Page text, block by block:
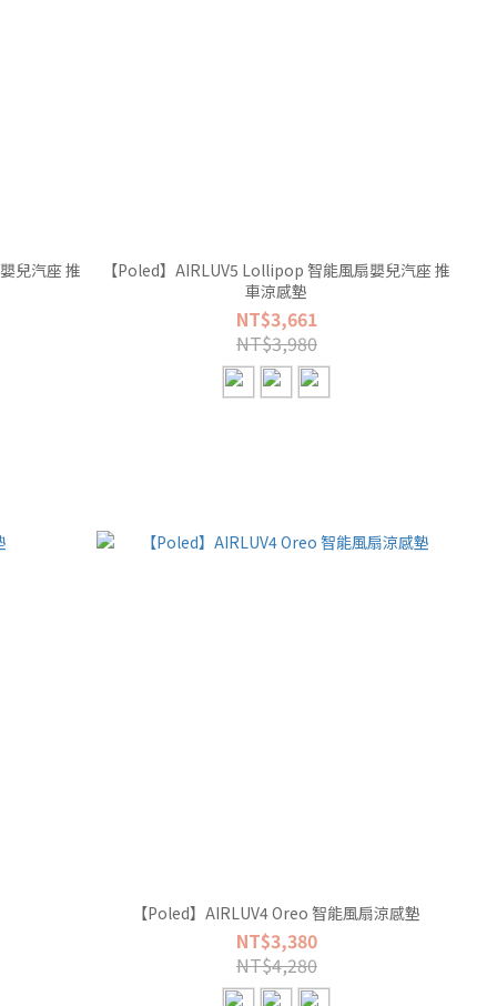
兒汽座 推
【Poled】AIRLUV5 Lollipop 智能風扇嬰兒汽座 推
車涼感墊
NT$3,661
NT$3,980
【Poled】AIRLUV4 Oreo 智能風扇涼感墊
NT$3,380
NT$4,280